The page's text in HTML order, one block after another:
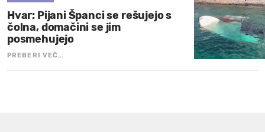
Hvar: Pijani Španci se rešujejo s
čolna, domačini se jim
posmehujejo
PREBERI VEČ…